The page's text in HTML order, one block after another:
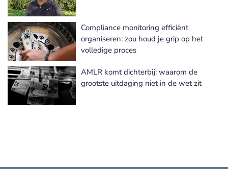
Compliance monitoring efficiënt
organiseren: zou houd je grip op het
volledige proces
AMLR komt dichterbij: waarom de
grootste uitdaging niet in de wet zit